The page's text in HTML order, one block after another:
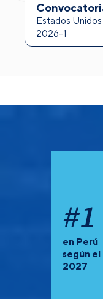
Estados Unidos
2026-1
#1
en Perú
según el
2027